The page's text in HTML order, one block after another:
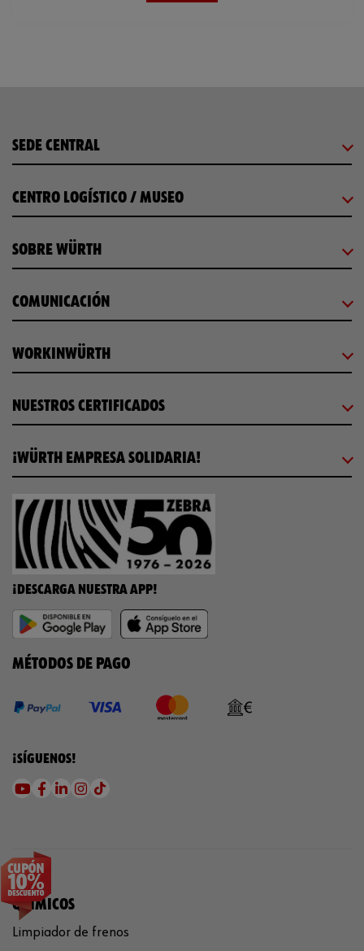
SEDE CENTRAL
CENTRO LOGÍSTICO / MUSEO
SOBRE WÜRTH
COMUNICACIÓN
WORKINWÜRTH
NUESTROS CERTIFICADOS
¡WÜRTH EMPRESA SOLIDARIA!
¡DESCARGA NUESTRA APP!
MÉTODOS DE PAGO
¡SÍGUENOS!
QUÍMICOS
Limpiador de frenos